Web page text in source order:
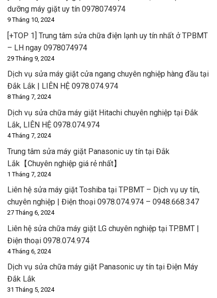
dưỡng máy giặt uy tín 0978074974
9 Tháng 10, 2024
[+TOP 1] Trung tâm sửa chữa điện lạnh uy tín nhất ở TPBMT
– LH ngay 0978074974
29 Tháng 9, 2024
Dịch vụ sửa máy giặt cửa ngang chuyên nghiệp hàng đầu tại
Đắk Lắk | LIÊN HỆ 0978.074.974
8 Tháng 7, 2024
Dịch vụ sửa chữa máy giặt Hitachi chuyên nghiệp tại Đắk
Lắk, LIÊN HỆ 0978.074.974
4 Tháng 7, 2024
Trung tâm sửa máy giặt Panasonic uy tín tại Đắk
Lắk【Chuyên nghiệp giá rẻ nhất】
1 Tháng 7, 2024
Liên hệ sửa máy giặt Toshiba tại TPBMT – Dịch vụ uy tín,
chuyên nghiệp | Điện thoại 0978.074.974 – 0948.668.347
27 Tháng 6, 2024
Liên hệ sửa chữa máy giặt LG chuyên nghiệp tại TP.BMT |
Điện thoại 0978.074.974
4 Tháng 6, 2024
Dịch vụ sửa chữa máy giặt Panasonic uy tín tại Điện Máy
Đắk Lắk
31 Tháng 5, 2024